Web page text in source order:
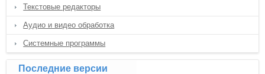
Текстовые редакторы
Аудио и видео обработка
Системные программы
Последние версии